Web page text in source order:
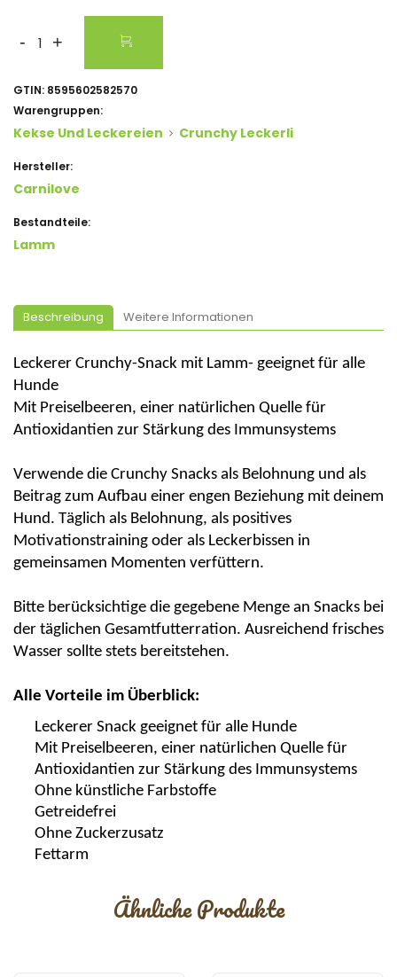
- +
GTIN: 8595602582570
Warengruppen:
Kekse Und Leckereien Crunchy Leckerli
Hersteller:
Carnilove
Bestandteile:
Lamm
Beschreibung Weitere Informationen
Leckerer Crunchy-Snack mit Lamm- geeignet für alle
Hunde
Mit Preiselbeeren, einer natürlichen Quelle für
Antioxidantien zur Stärkung des Immunsystems
Verwende die Crunchy Snacks als Belohnung und als
Beitrag zum Aufbau einer engen Beziehung mit deinem
Hund. Täglich als Belohnung, als positives
Motivationstraining oder als Leckerbissen in
gemeinsamen Momenten verfüttern.
Bitte berücksichtige die gegebene Menge an Snacks bei
der täglichen Gesamtfutterration. Ausreichend frisches
Wasser sollte stets bereitstehen.
Alle Vorteile im Überblick:
Leckerer Snack geeignet für alle Hunde
Mit Preiselbeeren, einer natürlichen Quelle für
Antioxidantien zur Stärkung des Immunsystems
Ohne künstliche Farbstoffe
Getreidefrei
Ohne Zuckerzusatz
Fettarm
Ähnliche Produkte